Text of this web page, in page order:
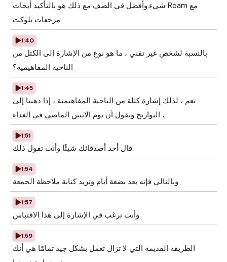
شيء.وأفضل في الصف مع ذلك هو بالتأكيد أبحاث Roam مع
مرجعات بلوكت.
1:40
بالنسبة لشخص غير تقني ، ما هو نوع من الإشارة إلى الكتل من
الناحية المفاهيمية؟
1:45
نعم ، لذلك إشارة كتلة من الناحية المفاهيمية ، إذا ذهبنا إلى
التواريخ ونقول أن يوم الاثنين الماضي في الغداء ،
1:51
قال أحد أصدقائك شيئًا وأنت تقول ذلك.
1:54
وبالتالي فإنه بعد بضعة أيام وتريد كتابة ملاحظة الجمعة
1:57
وأنت ترغب في الإشارة إلى هذا الاقتباس.
1:59
الطريقة القديمة التي لا تزال تعمل بشكل جيد تمامًا هي أنك